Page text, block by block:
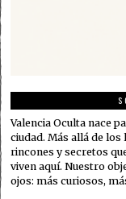
Valencia Oculta nace
ciudad. Más allá de
rincones y secretos
viven aquí. Nuestro
ojos: más curiosos,